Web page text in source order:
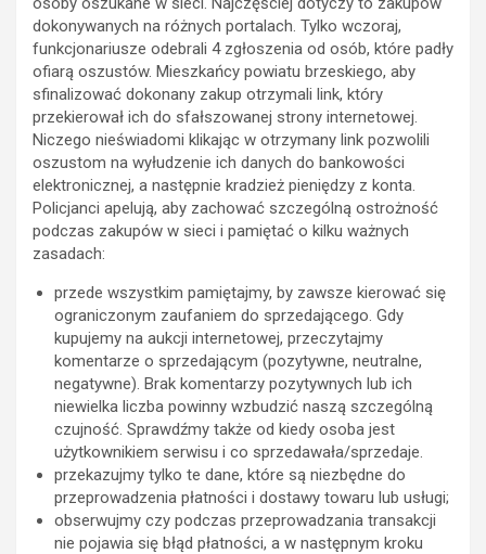
dokonywanych na różnych portalach. Tylko wczoraj,
funkcjonariusze odebrali 4 zgłoszenia od osób, które padły
ofiarą oszustów. Mieszkańcy powiatu brzeskiego, aby
sfinalizować dokonany zakup otrzymali link, który
przekierował ich do sfałszowanej strony internetowej.
Niczego nieświadomi klikając w otrzymany link pozwolili
oszustom na wyłudzenie ich danych do bankowości
elektronicznej, a następnie kradzież pieniędzy z konta.
Policjanci apelują, aby zachować szczególną ostrożność
podczas zakupów w sieci i pamiętać o kilku ważnych
zasadach:
przede wszystkim pamiętajmy, by zawsze kierować się
ograniczonym zaufaniem do sprzedającego. Gdy
kupujemy na aukcji internetowej, przeczytajmy
komentarze o sprzedającym (pozytywne, neutralne,
negatywne). Brak komentarzy pozytywnych lub ich
niewielka liczba powinny wzbudzić naszą szczególną
czujność. Sprawdźmy także od kiedy osoba jest
użytkownikiem serwisu i co sprzedawała/sprzedaje.
przekazujmy tylko te dane, które są niezbędne do
przeprowadzenia płatności i dostawy towaru lub usługi;
obserwujmy czy podczas przeprowadzania transakcji
nie pojawia się błąd płatności, a w następnym kroku